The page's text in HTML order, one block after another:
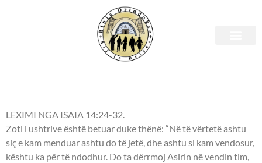
E hënë, 20 mars 2023 –
LEXIMI NGA ISAIA 14:24-32.
Zoti i ushtrive është betuar duke thënë: “Në të vërtetë ashtu
siç e kam menduar ashtu do të jetë, dhe ashtu si kam vendosur,
kështu ka për të ndodhur. Do ta dërrmoj Asirin në vendin tim,